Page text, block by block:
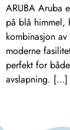
ARUBA Aruba
på blå himmel,
kombinasjon
moderne
perfekt for
avslapning. […]